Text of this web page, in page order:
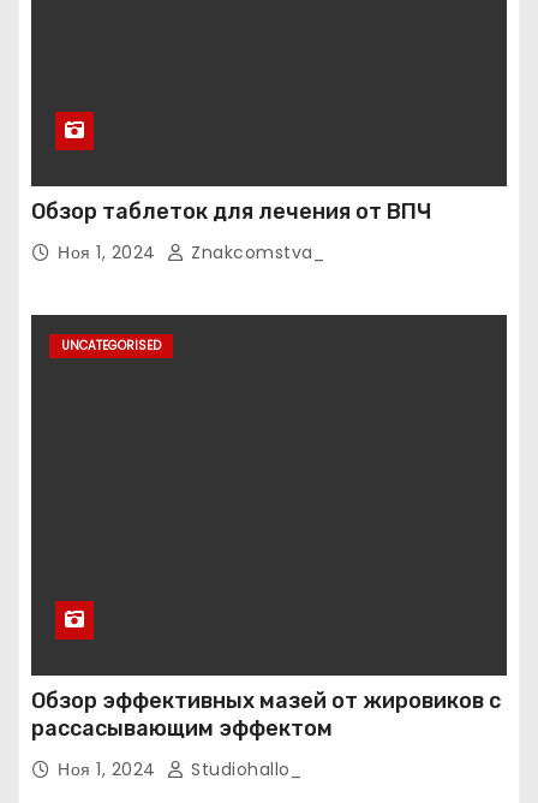
Обзор таблеток для лечения от ВПЧ
Ноя 1, 2024 Znakcomstva_
UNCATEGORISED
Обзор эффективных мазей от жировиков с
рассасывающим эффектом
Ноя 1, 2024 Studiohallo_